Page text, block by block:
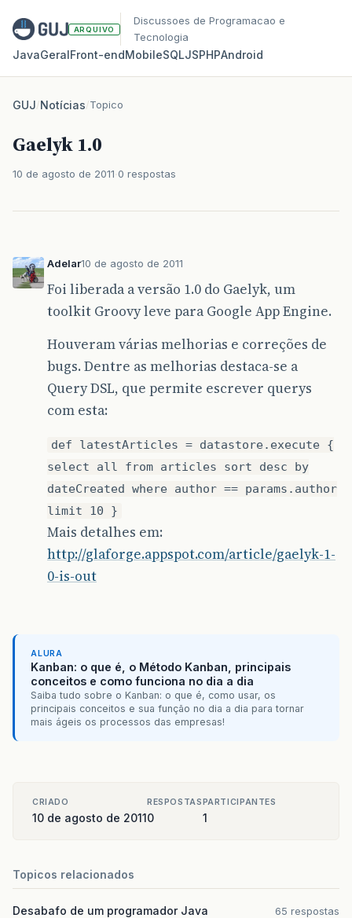
ARQUIVO
Discussoes de Programacao e
Tecnologia
JavaGeralFront‑endMobileSQLJSPHPAndroid
GUJ/Notícias/Topico
Gaelyk 1.0
10 de agosto de 2011 0 respostas
Adelar10 de agosto de 2011
Foi liberada a versão 1.0 do Gaelyk, um
toolkit Groovy leve para Google App Engine.
Houveram várias melhorias e correções de
bugs. Dentre as melhorias destaca-se a
Query DSL, que permite escrever querys
com esta:
def latestArticles = datastore.execute {
select all from articles sort desc by
dateCreated where author == params.author
limit 10 }
Mais detalhes em:
http://glaforge.appspot.com/article/gaelyk-1-
0-is-out
ALURA
Kanban: o que é, o Método Kanban, principais
conceitos e como funciona no dia a dia
Saiba tudo sobre o Kanban: o que é, como usar, os
principais conceitos e sua função no dia a dia para tornar
mais ágeis os processos das empresas!
CRIADO
10 de agosto de 2011
RESPOSTAS
0
PARTICIPANTES
1
Topicos relacionados
Desabafo de um programador Java 65 respostas